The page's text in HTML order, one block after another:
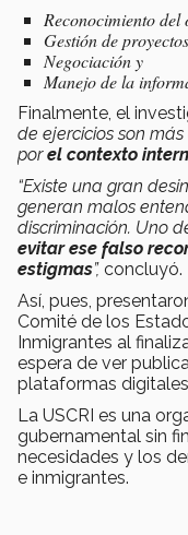
Reconocimiento del
Gestión de proyectos
Negociación y
Manejo de la
Finalmente, el
de ejercicios son
porel contexto
“Existe una gran
generan malos
discriminación. Uno
evitar ese falso
estigmas”, concluyó.
Así, pues,
Comité de los
Inmigrantes al
espera de ver
plataformas
La USCRI es una
gubernamental sin
necesidades y los
e inmigrantes.